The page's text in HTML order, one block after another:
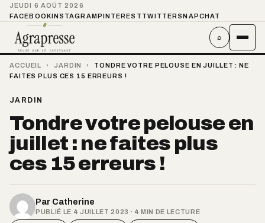
JEUDI 6 AOÛT 2026
FACEBOOKINSTAGRAMPINTEREST TWITTER SNAPCHAT
⌕
ACCUEIL › JARDIN ›
TONDRE VOTRE PELOUSE EN JUILLET : NE
FAITES PLUS CES 15 ERREURS !
JARDIN
Tondre votre pelouse en
juillet : ne faites plus
ces 15 erreurs !
Par Catherine
PUBLIÉ LE 4 JUILLET 2023 · 4 MIN DE LECTURE